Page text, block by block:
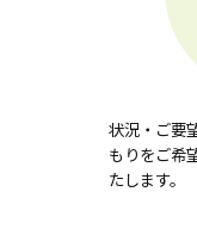
状況・ご要
もりをご希
たします。